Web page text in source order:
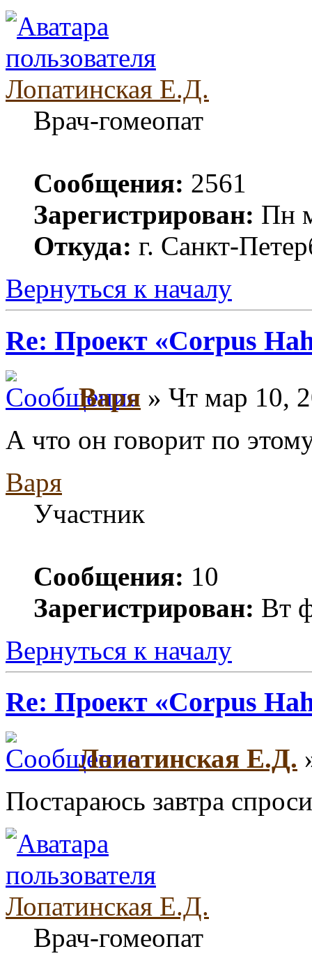
Лопатинская Е.Д.
Врач-гомеопат
Сообщения: 2561
Зарегистрирован: Пн
Откуда: г. Санкт-
Вернуться к началу
Re: Проект «Corpus
Варя » Чт мар 10,
А что он говорит по
Варя
Участник
Сообщения: 10
Зарегистрирован: Вт
Вернуться к началу
Re: Проект «Corpus
Лопатинская Е.Д.
Постараюсь завтра
Лопатинская Е.Д.
Врач-гомеопат